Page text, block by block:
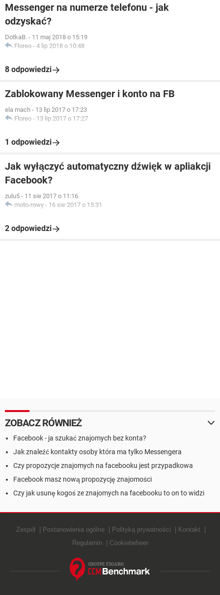
Messenger na numerze telefonu - jak
odzyskać?
DotkaB. - 11 maj 2018 o 15:19
Floreo - 4 lip 2018 o 10:48
8 odpowiedzi
Zablokowany Messenger i konto na FB
ela mach - 13 lip 2017 o 17:23
Floreo - 13 lip 2017 o 17:27
1 odpowiedzi
Jak wyłączyć automatyczny dźwięk w apliakcji
Facebook?
zulu5 - 11 sie 2017 o 11:16
moto-rowy - 16 sie 2017 o 15:31
2 odpowiedzi
ZOBACZ RÓWNIEŻ
Facebook - ja szukać znajomych bez konta?
Jak znaleźć kontakty osoby która ma tylko Messengera
Czy propozycje znajomych na facebooku jest przypadkowa
Facebook masz nową propozycję znajomości
Czy jak usunę kogoś ze znajomych na facebooku to on to widzi
Zespół Postanowienia ogólne Polityką prywatności
Kontakt
Regulamin
Cookiebeheer